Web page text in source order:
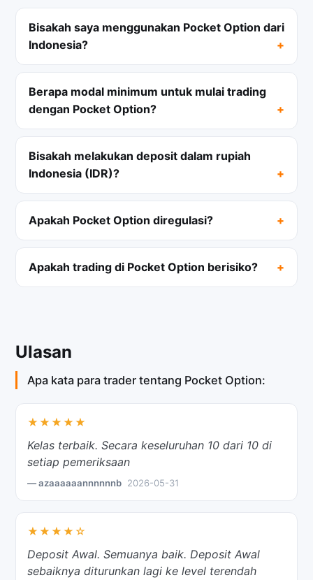
Bisakah saya menggunakan Pocket Option dari
Indonesia?
Berapa modal minimum untuk mulai trading
dengan Pocket Option?
Bisakah melakukan deposit dalam rupiah
Indonesia (IDR)?
Apakah Pocket Option diregulasi?
Apakah trading di Pocket Option berisiko?
Ulasan
Apa kata para trader tentang Pocket Option:
★★★★★
Kelas terbaik. Secara keseluruhan 10 dari 10 di
setiap pemeriksaan
— azaaaaaannnnnnb 2026-05-31
★★★★☆
Deposit Awal. Semuanya baik. Deposit Awal
sebaiknya diturunkan lagi ke level terendah